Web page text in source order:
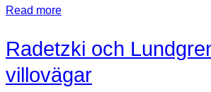
a
t
k
Read more:
k
g
Radetzki och
villovägar